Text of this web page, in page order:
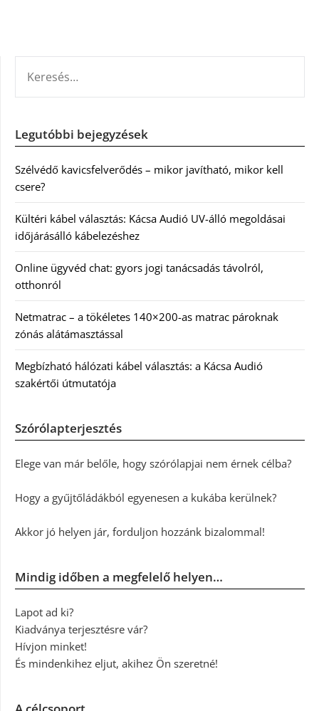
Legutóbbi bejegyzések
Szélvédő kavicsfelverődés – mikor javítható, mikor kell
csere?
Kültéri kábel választás: Kácsa Audió UV-álló megoldásai
időjárásálló kábelezéshez
Online ügyvéd chat: gyors jogi tanácsadás távolról,
otthonról
Netmatrac – a tökéletes 140×200-as matrac pároknak
zónás alátámasztással
Megbízható hálózati kábel választás: a Kácsa Audió
szakértői útmutatója
Szórólapterjesztés
Elege van már belőle, hogy szórólapjai nem érnek célba?
Hogy a gyűjtőládákból egyenesen a kukába kerülnek?
Akkor jó helyen jár, forduljon hozzánk bizalommal!
Mindig időben a megfelelő helyen…
Lapot ad ki?
Kiadványa terjesztésre vár?
Hívjon minket!
És mindenkihez eljut, akihez Ön szeretné!